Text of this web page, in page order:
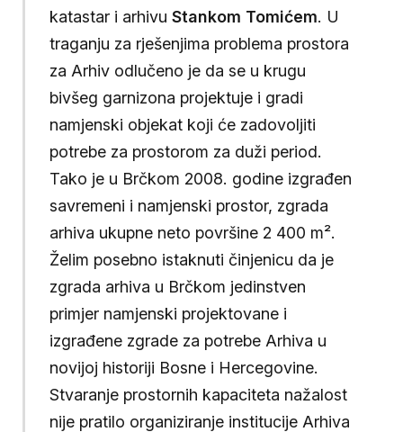
katastar i arhivu Stankom Tomićem. U
traganju za rješenjima problema prostora
za Arhiv odlučeno je da se u krugu
bivšeg garnizona projektuje i gradi
namjenski objekat koji će zadovoljiti
potrebe za prostorom za duži period.
Tako je u Brčkom 2008. godine izgrađen
savremeni i namjenski prostor, zgrada
arhiva ukupne neto površine 2 400 m².
Želim posebno istaknuti činjenicu da je
zgrada arhiva u Brčkom jedinstven
primjer namjenski projektovane i
izgrađene zgrade za potrebe Arhiva u
novijoj historiji Bosne i Hercegovine.
Stvaranje prostornih kapaciteta nažalost
nije pratilo organiziranje institucije Arhiva